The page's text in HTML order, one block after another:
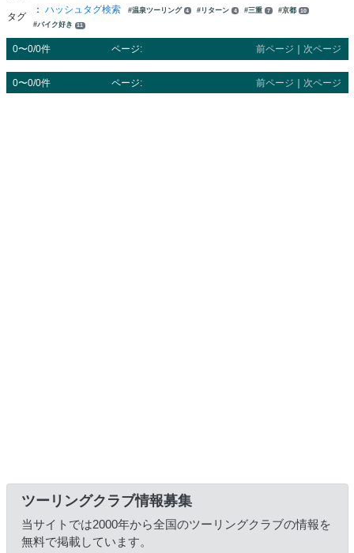
タグ
： ハッシュタグ検索 #温泉ツーリング 4 #リターン 4 #三重 7 #京都 10
#バイク好き 11
0〜0/0件 ページ: 前ページ 次ページ
0〜0/0件 ページ: 前ページ ｜ 次ページ
ツーリングクラブ情報募集
当サイトでは2000年から全国のツーリングクラブの情報を
無料で掲載しています。